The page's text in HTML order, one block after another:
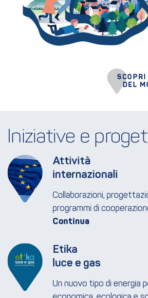
SCOPRI
DEL
Iniziative e
Attività
internazionali
Collaborazioni,
programmi di
Etika
luce e gas
Un nuovo tipo di energia